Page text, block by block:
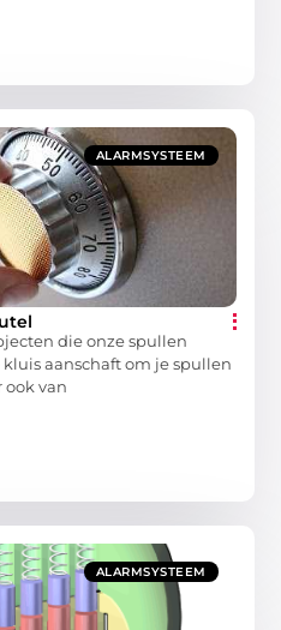
ALARMSYSTEEM
die onze spullen
kluis aanschaft om je spullen
ook van
ALARMSYSTEEM